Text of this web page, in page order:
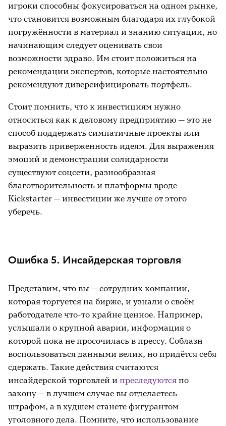
игроки способны фокусироваться на одном рынке,
что становится возможным благодаря их глубокой
погружённости в материал и знанию ситуации, но
начинающим следует оценивать свои
возможности здраво. Им стоит положиться на
рекомендации экспертов, которые настоятельно
рекомендуют диверсифицировать портфель.
Стоит помнить, что к инвестициям нужно
относиться как к деловому предприятию — это не
способ поддержать симпатичные проекты или
выразить приверженность идеям. Для выражения
эмоций и демонстрации солидарности
существуют соцсети, разнообразная
благотворительность и платформы вроде
Kickstarter — инвестиции же лучше от этого
уберечь.
Ошибка 5. Инсайдерская торговля
Представим, что вы — сотрудник компании,
которая торгуется на бирже, и узнали о своём
работодателе что-то крайне ценное. Например,
услышали о крупной аварии, информация о
которой пока не просочилась в прессу. Соблазн
воспользоваться данными велик, но придётся себя
сдержать. Такие действия считаются
инсайдерской торговлей и преследуются по
закону — в лучшем случае вы отделаетесь
штрафом, а в худшем станете фигурантом
уголовного дела. Помните, что использование